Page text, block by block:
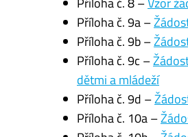
Příloha č. 9a –
Příloha č. 9b –
Příloha č. 9c –
dětmi a mládeží
Příloha č. 9d –
Příloha č. 10a –